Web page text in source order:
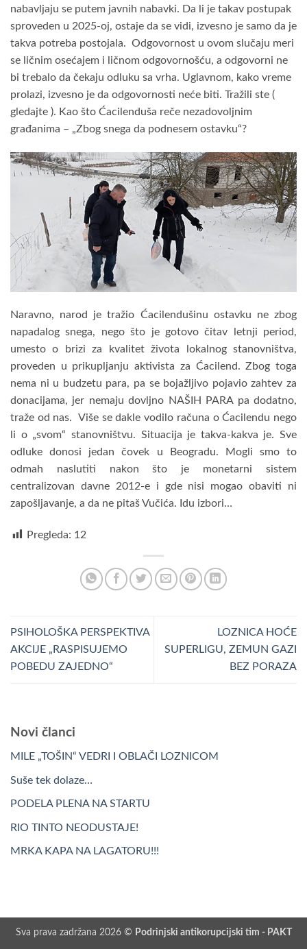
nabavljaju se putem javnih nabavki. Da li je takav postupak
sproveden u 2025-oj, ostaje da se vidi, izvesno je samo da je
takva potreba postojala. Odgovornost u ovom slučaju meri
se ličnim osećajem i ličnom odgovornošću, a odgovorni ne
bi trebalo da čekaju odluku sa vrha. Uglavnom, kako vreme
prolazi, izvesno je da odgovornosti neće biti. Tražili ste (
gledajte ). Kao što Ćacilenduša reče nezadovoljnim
građanima – „Zbog snega da podnesem ostavku“?
Naravno, narod je tražio Ćacilendušinu ostavku ne zbog
napadalog snega, nego što je gotovo čitav letnji period,
umesto o brizi za kvalitet života lokalnog stanovništva,
proveden u prikupljanju aktivista za Ćacilend. Zbog toga
nema ni u budzetu para, pa se bojažljivo pojavio zahtev za
donacijama, jer nemaju dovljno NAŠIH PARA pa dodatno,
traže od nas. Više se dakle vodilo računa o Ćacilendu nego
li o „svom“ stanovništvu. Situacija je takva-kakva je. Sve
odluke donosi jedan čovek u Beogradu. Mogli smo to
odmah naslutiti nakon što je monetarni sistem
centralizovan davne 2012-e i gde nisi mogao obaviti ni
zapošljavanje, a da ne pitaš Vučića. Idu izbori…
Pregleda: 12
PSIHOLOŠKA PERSPEKTIVA
AKCIJE „RASPISUJEMO
POBEDU ZAJEDNO“
LOZNICA HOĆE
SUPERLIGU, ZEMUN GAZI
BEZ PORAZA
Novi članci
MILE „TOŠIN“ VEDRI I OBLAČI LOZNICOM
Suše tek dolaze…
PODELA PLENA NA STARTU
RIO TINTO NEODUSTAJE!
MRKA KAPA NA LAGATORU!!!
Sva prava zadržana 2026 © Podrinjski antikorupcijski tim - PAKT